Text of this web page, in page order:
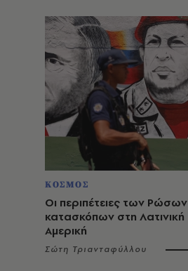
ΚΟΣΜΟΣ
Οι περιπέτειες των Ρώσων
κατασκόπων στη Λατινική
Αμερική
Σώτη Τριανταφύλλου